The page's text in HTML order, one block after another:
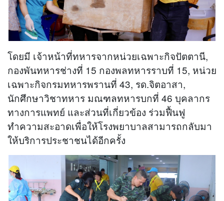
โดยมี เจ้าหน้าที่ทหารจากหน่วยเฉพาะกิจปัตตานี,
กองพันทหารช่างที่ 15 กองพลทหารราบที่ 15, หน่วย
เฉพาะกิจกรมทหารพรานที่ 43, รด.จิตอาสา,
นักศึกษาวิชาทหาร มณฑลทหารบกที่ 46 บุคลากร
ทางการแพทย์ และส่วนที่เกี่ยวข้อง ร่วมฟื้นฟู
ทำความสะอาดเพื่อให้โรงพยาบาลสามารถกลับมา
ให้บริการประชาชนได้อีกครั้ง